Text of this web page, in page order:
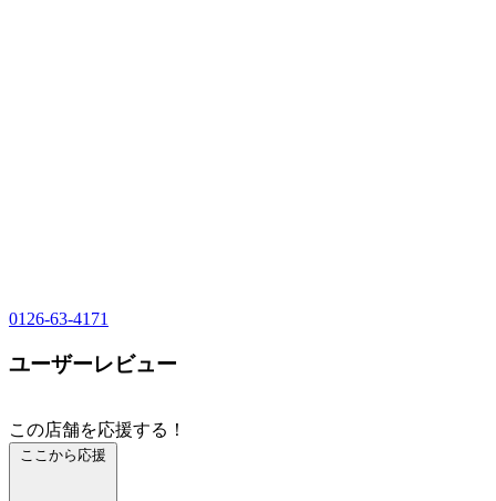
0126-63-4171
ユーザーレビュー
この店舗を応援する！
ここから応援